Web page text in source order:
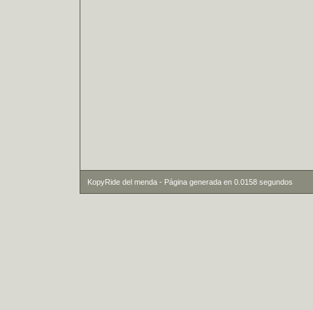
KopyRide del menda - Página generada en 0.0158 segundos